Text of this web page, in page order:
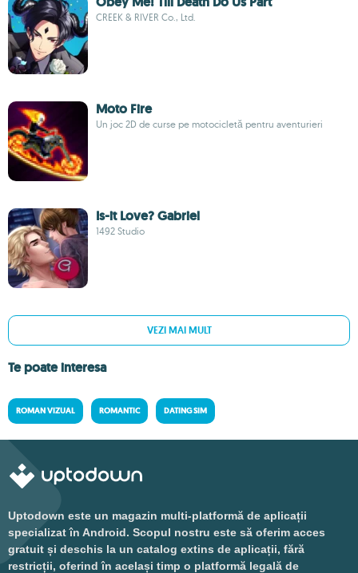
CREEK & RIVER Co., Ltd.
Moto Fire
Un joc 2D de curse pe motocicletă pentru aventurieri
Is-it Love? Gabriel
1492 Studio
VEZI MAI MULT
Te poate interesa
ROMAN VIZUAL ROMANTIC DATING SIM
Uptodown este un magazin multi-platformă de aplicații
specializat în Android. Scopul nostru este să oferim acces
gratuit și deschis la un catalog extins de aplicații, fără
restricții, oferind în același timp o platformă legală de